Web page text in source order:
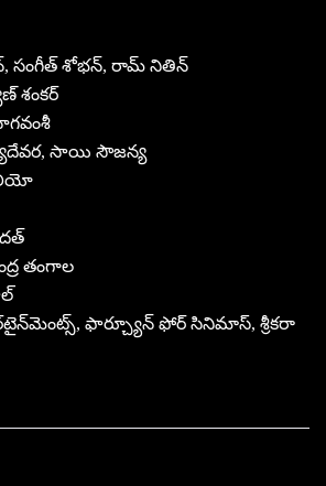
సంగీత్ శోభన్, రామ్ నితిన్
శంకర్
సాయి సౌజన్య
తంగాల
ఫార్చ్యూన్ ఫోర్ సినిమాస్‌, శ్రీకరా